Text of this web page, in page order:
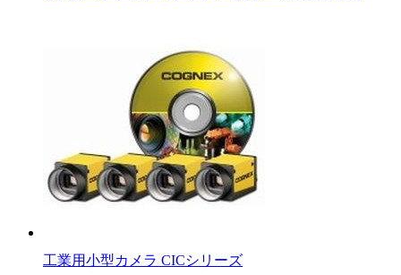
工業用小型カメラ CICシリーズ